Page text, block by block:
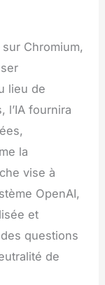
Chromium,
lieu de
l’IA fournira
la
vise à
OpenAI,
et
questions
de